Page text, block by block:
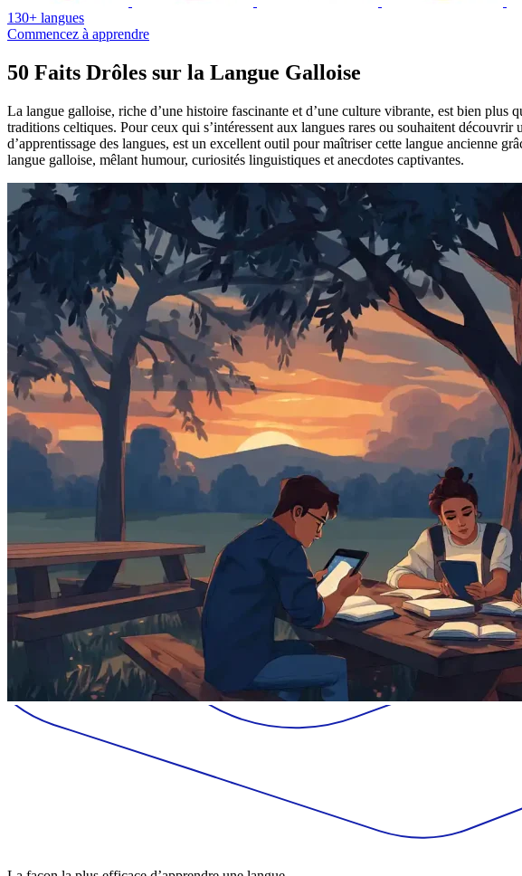
130+ langues
Commencez à apprendre
50 Faits Drôles sur la Langue Galloise
La langue galloise, riche d’une histoire fascinante et d’une culture vibrante, est bien
traditions celtiques. Pour ceux qui s’intéressent aux langues rares ou souhaitent découvrir
d’apprentissage des langues, est un excellent outil pour maîtriser cette langue ancienne
langue galloise, mêlant humour, curiosités linguistiques et anecdotes captivantes.